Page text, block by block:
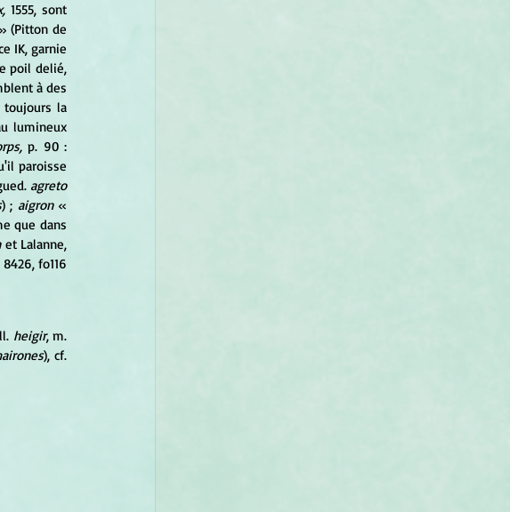
, 1555, sont
(Pitton de
IK, garnie
poil delié,
à des
toujours la
lumineux
, p. 90 :
paroisse
agreto
) ; aigron «
que dans
8426, fo116
heigir, m.